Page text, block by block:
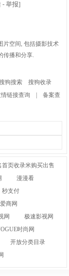
- 举报]
片空间, 包括摄影技术
传播和分享.
狗搜索
搜狗收录
情链接查询 |备案查
页收录米购买出售
漫漫看
秒支付
商网
网
极速影视网
时尚网
开放分类目录